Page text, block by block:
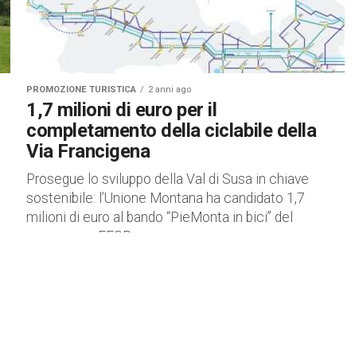
PROMOZIONE TURISTICA 2 anni ago
1,7 milioni di euro per il
completamento della ciclabile della
Via Francigena
Prosegue lo sviluppo della Val di Susa in chiave
sostenibile: l’Unione Montana ha candidato 1,7
milioni di euro al bando “PieMonta in bici” del
programma FESR...